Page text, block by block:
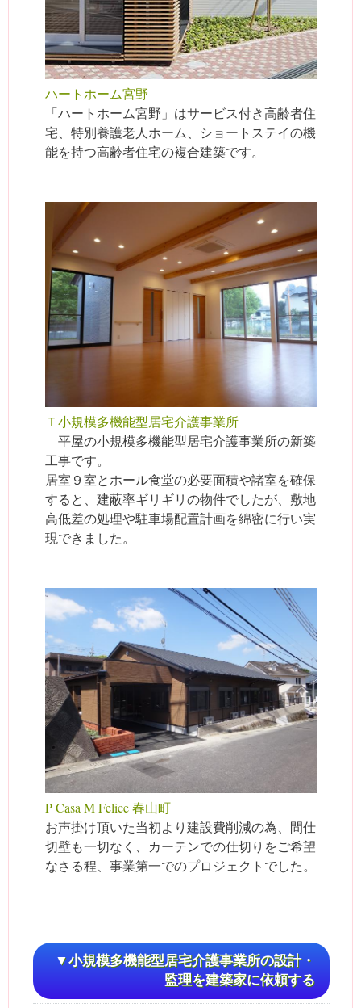
ハートホーム宮野
「ハートホーム宮野」はサービス付き高齢者住
宅、特別養護老人ホーム、ショートステイの機
能を持つ高齢者住宅の複合建築です。
Ｔ小規模多機能型居宅介護事業所
平屋の小規模多機能型居宅介護事業所の新築
工事です。
居室９室とホール食堂の必要面積や諸室を確保
すると、建蔽率ギリギリの物件でしたが、敷地
高低差の処理や駐車場配置計画を綿密に行い実
現できました。
P Casa M Felice 春山町
お声掛け頂いた当初より建設費削減の為、間仕
切壁も一切なく、カーテンでの仕切りをご希望
なさる程、事業第一でのプロジェクトでした。
▼小規模多機能型居宅介護事業所の設計・
監理を建築家に依頼する